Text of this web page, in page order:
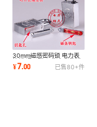
30mm磁感密码锁 电力表
箱锁 通开锁 国家电网挂锁
磁力防水防盗锁
¥7.00 已售80+件